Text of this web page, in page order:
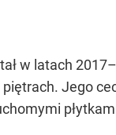
w latach
Jego